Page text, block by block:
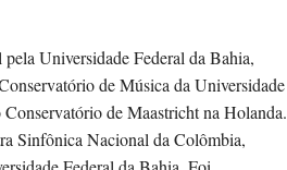
Universidade Federal da Bahia,
de Música da Universidade
de Maastricht na Holanda.
Sinfônica Nacional da Colômbia,